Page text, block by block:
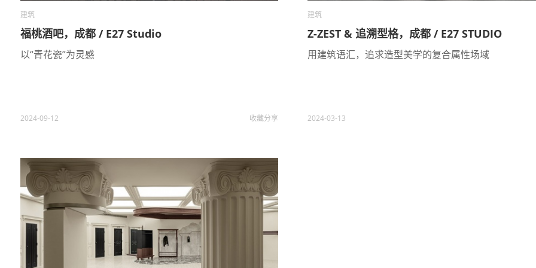
建筑
福桃酒吧，成都 / E27 Studio
以“青花瓷”为灵感
2024-09-12 收藏分享
建筑
Z-ZEST & 追溯型格，成都 / E27 STUDIO
用建筑语汇，追求造型美学的复合属性场域
2024-03-13